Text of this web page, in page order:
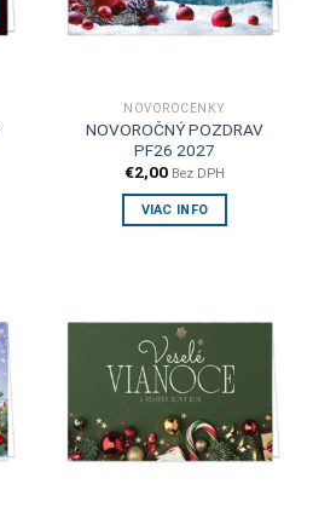
NOVOROČENKY
NOVOROČNÝ POZDRAV
PF26 2027
€2,00 Bez DPH
VIAC INFO